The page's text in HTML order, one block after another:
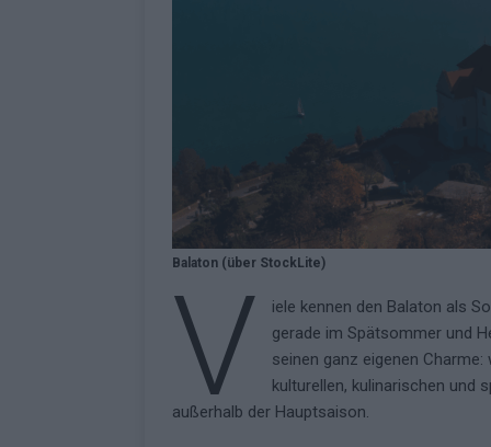
Balaton (über StockLite)
V
iele kennen den Balaton als
gerade im Spätsommer und
seinen ganz eigenen Charme:
kulturellen, kulinarischen und
außerhalb der Hauptsaison.